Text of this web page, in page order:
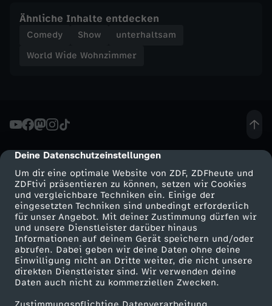
cmp-dialog-description
Deine Datenschutzeinstellungen
Um dir eine optimale Website von ZDF, ZDFheute und
ZDFtivi präsentieren zu können, setzen wir Cookies
und vergleichbare Techniken ein. Einige der
eingesetzten Techniken sind unbedingt erforderlich
für unser Angebot. Mit deiner Zustimmung dürfen wir
und unsere Dienstleister darüber hinaus
Informationen auf deinem Gerät speichern und/oder
abrufen. Dabei geben wir deine Daten ohne deine
Einwilligung nicht an Dritte weiter, die nicht unsere
direkten Dienstleister sind. Wir verwenden deine
Daten auch nicht zu kommerziellen Zwecken.
i
e
r
-
D
i
e
L
Ähnliche Inhalte entdecken
Comedy Show
unterhaltsam
World Wide Wohnzimmer
Mehr ZDF
ZDF-Apps
Smart TV
ZDFtext
Livestreams
Service
ZDFmitreden
Kontakt zum ZDF
Tickets
Zuschauerservice